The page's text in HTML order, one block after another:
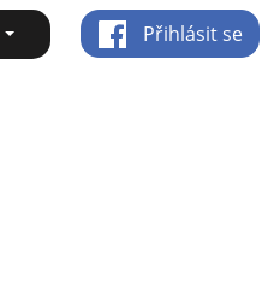
Přihlásit se